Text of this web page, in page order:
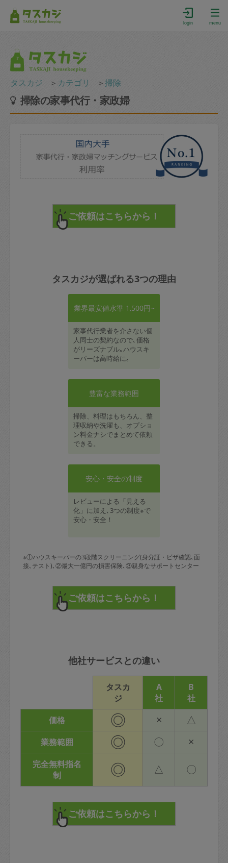
login menu
タスカジ ＞ カテゴリ ＞掃除
掃除の家事代行・家政婦
タスカジが選ばれる3つの理由
業界最安値水準 1,500円~
家事代行業者を介さない個
人同士の契約なので､価格
がリーズナブル｡ハウスキ
ーパーは高時給に｡
豊富な業務範囲
掃除、料理はもちろん、整
理収納や洗濯も、オプショ
ン料金ナシでまとめて依頼
できる。
安心・安全の制度
レビューによる「見える
化」に加え､3つの制度※で
安心・安全！
※①ハウスキーパーの3段階スクリーニング(身分証・ビザ確認､面
接､テスト)､②最大一億円の損害保険､③親身なサポートセンター
他社サービスとの違い
タスカ
ジ
A
社
B
社
価格
◎ × △
業務範囲 ◎ 〇 ×
完全無料指名
制
◎ △ 〇